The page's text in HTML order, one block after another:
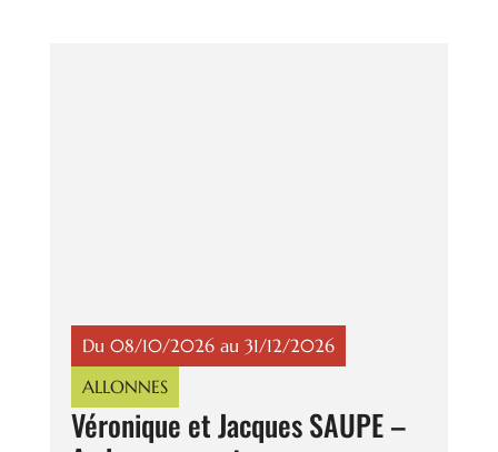
Du 08/10/2026 au 31/12/2026
ALLONNES
Véronique et Jacques SAUPE –